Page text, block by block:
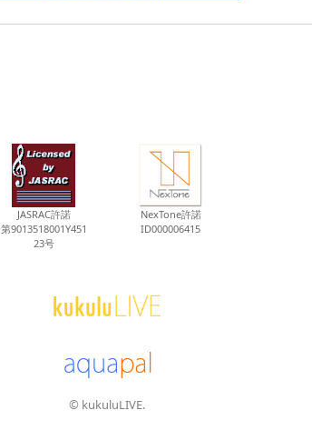
JASRAC許諾
第9013518001Y451
23号
NexTone許諾
ID000006415
© kukuluLIVE.